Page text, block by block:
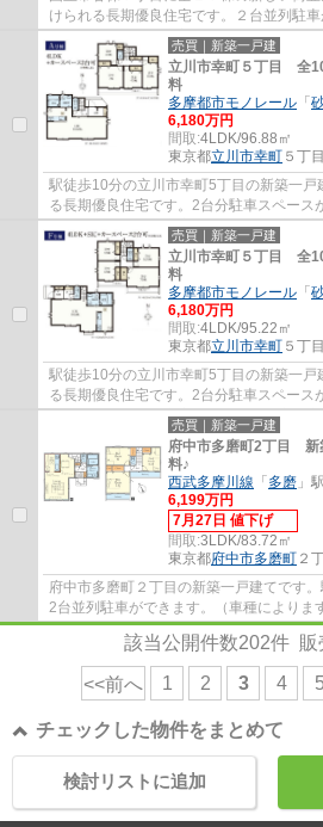
けられる長期優良住宅です。２台並列駐
をお探しなら地元密着型のエージーホーム
売買｜新築一戸建
立川市幸町５丁目 全
料
多摩都市モノレール 「
6,180万円
間取:4LDK/96.88㎡
東京都立川市幸町 ５丁目
駅徒歩10分の立川市幸町5丁目の新築一
る長期優良住宅です。2台分駐車スペース
ルキー等、設備も充実しています。立川市
売買｜新築一戸建
立川市幸町５丁目 全
料
多摩都市モノレール 「
6,180万円
間取:4LDK/95.22㎡
東京都立川市幸町 ５丁目
駅徒歩10分の立川市幸町5丁目の新築一
る長期優良住宅です。2台分駐車スペース
ルキー等、設備も充実しています。立川市
売買｜新築一戸建
府中市多磨町2丁目
料♪
西武多摩川線 「 多磨 」
6,199万円
7月27日 値下げ
間取:3LDK/83.72㎡
東京都府中市多磨町 ２
府中市多磨町２丁目の新築一戸建てです
2台並列駐車ができます。（車種によりま
なら多摩地区に詳しいエージーホームに是
該当公開件数202件 販
<<前へ 1 2 3 4 5
チェックした物件をまとめて
検討リストに追加